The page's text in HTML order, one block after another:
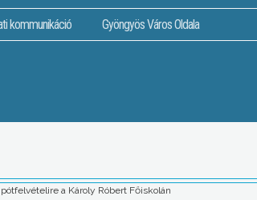
kommunikáció Gyöngyös Város Oldala
a Károly Róbert Főiskolán